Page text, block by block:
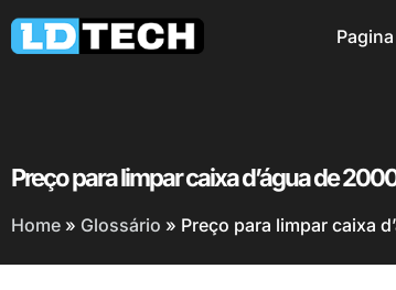
Preço para limpar caixa d’água de
Home » Glossário » Preço para limpar caixa